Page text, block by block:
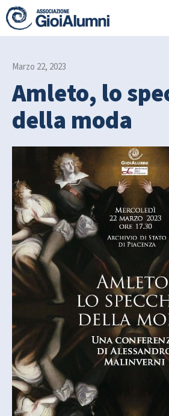
Marzo 22, 2023
Amleto, lo
della moda